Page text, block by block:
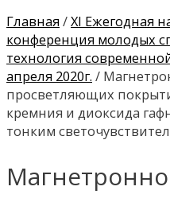
Главная/XI Ежегодная
конференция молодых
технология
апреля 2020г. /
просветляющих
кремния и диоксида
тонким